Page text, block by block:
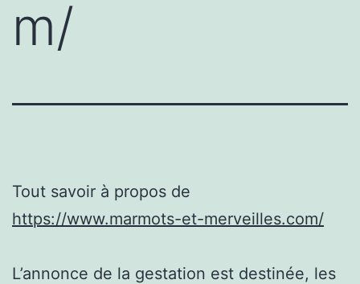
m/
Tout savoir à propos de
https://www.marmots-et-merveilles.com/
L’annonce de la gestation est destinée, les